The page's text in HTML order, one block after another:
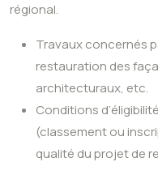
régional.
Travaux concernés
restauration des
architecturaux, etc.
Conditions
(classement ou
qualité du projet de